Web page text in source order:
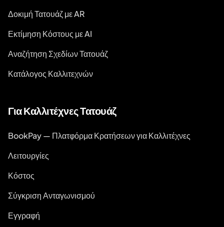
Δοκιμή Τατουάζ με AR
Εκτίμηση Κόστους με AI
Αναζήτηση Σχεδίων Τατουάζ
Κατάλογος Καλλιτεχνών
Για Καλλιτέχνες Τατουάζ
BookPay — Πλατφόρμα Κρατήσεων για Καλλιτέχνες
Λειτουργίες
Κόστος
Σύγκριση Ανταγωνισμού
Εγγραφή